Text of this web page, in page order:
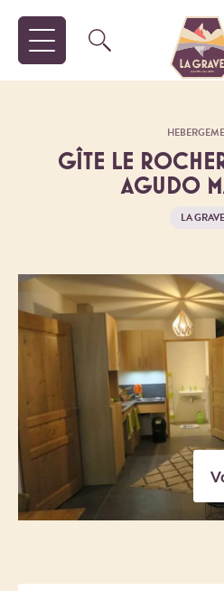
GÎTE LE
AGUDO
LA GRAVE